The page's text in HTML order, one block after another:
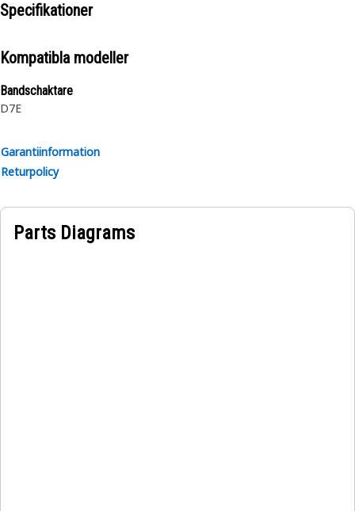
Specifikationer
Kompatibla modeller
Bandschaktare
D7E
Garantiinformation
Returpolicy
Parts Diagrams